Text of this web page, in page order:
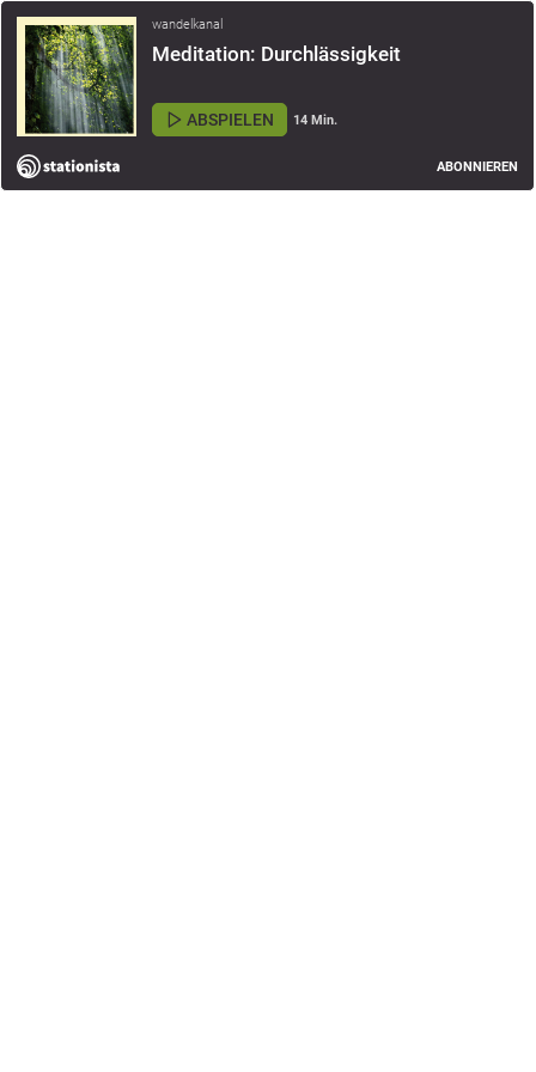
wandelkanal
Meditation: Durchlässigkeit
ABSPIELEN 14 Min.
ABONNIEREN